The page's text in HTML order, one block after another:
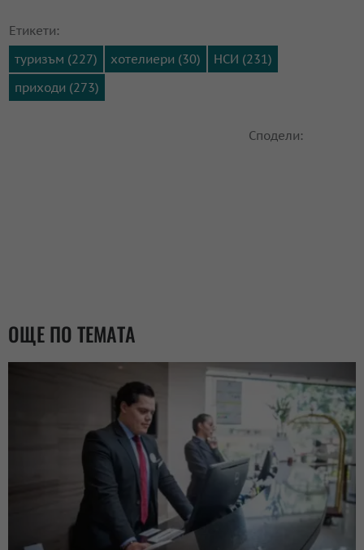
Етикети:
туризъм (227)
хотелиери (30)
НСИ (231)
приходи (273)
Сподели:
ОЩЕ ПО ТЕМАТА